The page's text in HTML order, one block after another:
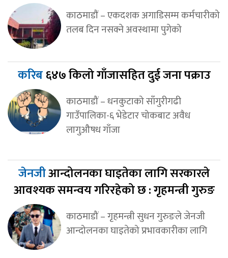
काठमाडाैं – एकदशक अगाडिसम्म कर्मचारीको
तलब दिन नसक्ने अवस्थामा पुगेको
करिब६४७ किलो गाँजासहित दुई जना पक्राउ
काठमाडौं – धनकुटाको साँगुरीगढी
गाउँपालिका-६ भेडेटार चोकबाट अवैध
लागुऔषध गाँजा
जेनजीआन्दोलनका घाइतेका लागि सरकारले
आवश्यक समन्वय गरिरहेको छ : गृहमन्त्री गुरुङ
काठमाडौं – गृहमन्त्री सुधन गुरुङले जेनजी
आन्दोलनका घाइतेको प्रभावकारीका लागि